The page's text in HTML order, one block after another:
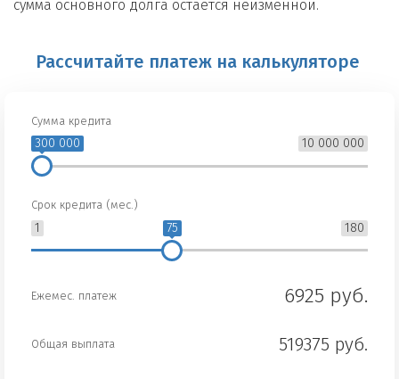
сумма основного долга остается неизменной.
Рассчитайте платеж на калькуляторе
Сумма кредита
10 000 000
300 000
Срок кредита (мес.)
1 180
75
Ежемес. платеж 6925 руб.
Общая выплата 519375 руб.